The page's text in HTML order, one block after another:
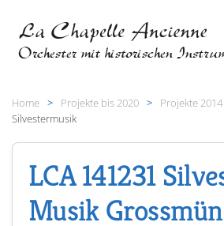
Zum Hauptinhalt springen
Home Projekte bis 2020 Projekte 2014
Silvestermusik
LCA 141231
Musik